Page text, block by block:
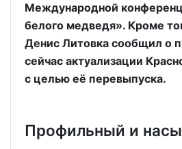
Международной
белого медведя». Кроме
Денис Литовка сообщил о
сейчас актуализации
с целью её перевыпуска.
Профильный и